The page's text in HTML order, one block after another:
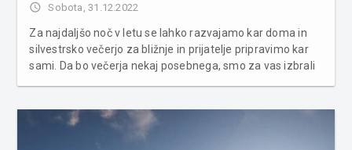
access_time Sobota, 31.12.2022
Za najdaljšo noč v letu se lahko razvajamo kar doma in
silvestrsko večerjo za bližnje in prijatelje pripravimo kar
sami. Da bo večerja nekaj posebnega, smo za vas izbrali